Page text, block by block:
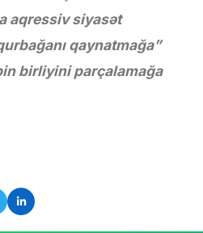
aqressiv siyasət
qaynatmağa”
birliyini parçalamağa